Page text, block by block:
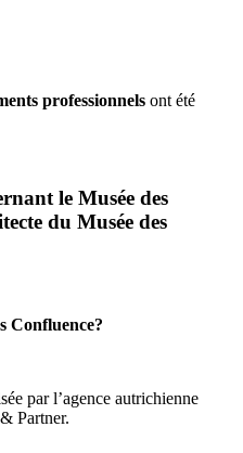
professionnels ont été
le Musée des
du Musée des
Confluence?
par l’agence autrichienne
Partner.